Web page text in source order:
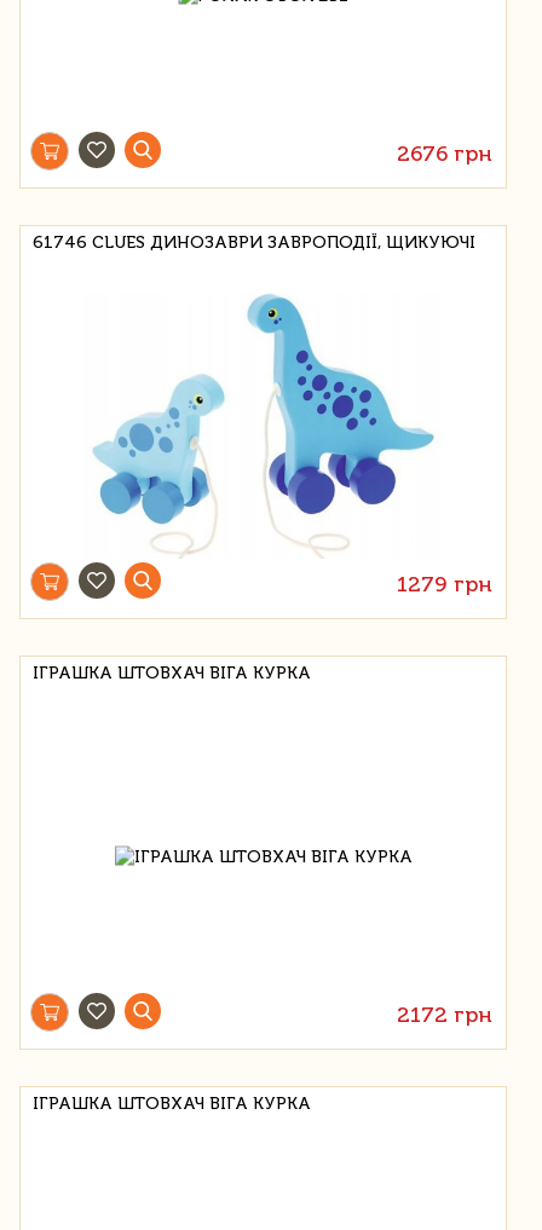
2676 грн
61746 CLUES ДИНОЗАВРИ ЗАВРОПОДІЇ, ЩИКУЮЧІ
1279 грн
ІГРАШКА ШТОВХАЧ ВІГА КУРКА
2172 грн
ІГРАШКА ШТОВХАЧ ВІГА КУРКА